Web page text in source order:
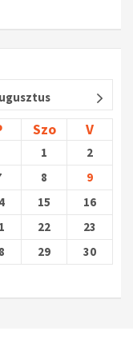
Szo V
1
2
8
9
15
16
22
23
29
30